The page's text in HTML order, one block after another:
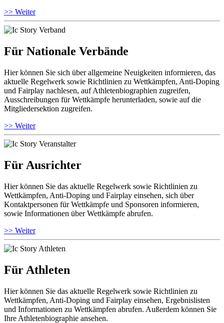
>> Weiter
Für Nationale Verbände
Hier können Sie sich über allgemeine Neuigkeiten informieren, das
aktuelle Regelwerk sowie Richtlinien zu Wettkämpfen, Anti-Doping
und Fairplay nachlesen, auf Athletenbiographien zugreifen,
Ausschreibungen für Wettkämpfe herunterladen, sowie auf die
Mitgliedersektion zugreifen.
>> Weiter
Für Ausrichter
Hier können Sie das aktuelle Regelwerk sowie Richtlinien zu
Wettkämpfen, Anti-Doping und Fairplay einsehen, sich über
Kontaktpersonen für Wettkämpfe und Sponsoren informieren,
sowie Informationen über Wettkämpfe abrufen.
>> Weiter
Für Athleten
Hier können Sie das aktuelle Regelwerk sowie Richtlinien zu
Wettkämpfen, Anti-Doping und Fairplay einsehen, Ergebnislisten
und Informationen zu Wettkämpfen abrufen. Außerdem können Sie
Ihre Athletenbiographie ansehen.